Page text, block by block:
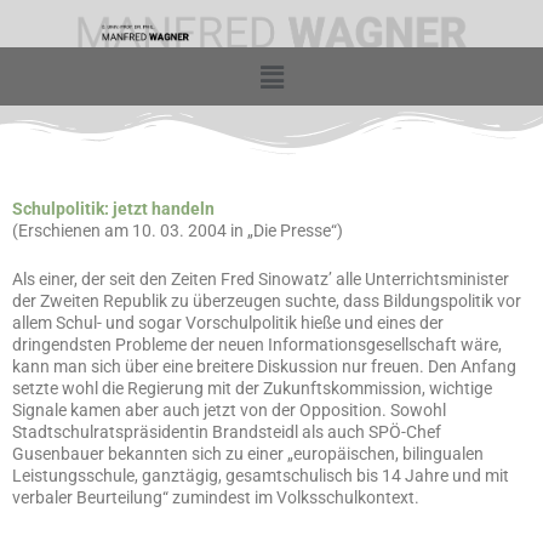
springen
Menü
Schulpolitik: jetzt handeln
(Erschienen am 10. 03. 2004 in „Die Presse“)
Als einer, der seit den Zeiten Fred Sinowatz’ alle Unterrichtsminister
der Zweiten Republik zu überzeugen suchte, dass Bildungspolitik vor
allem Schul- und sogar Vorschulpolitik hieße und eines der
dringendsten Probleme der neuen Informationsgesellschaft wäre,
kann man sich über eine breitere Diskussion nur freuen. Den Anfang
setzte wohl die Regierung mit der Zukunftskommission, wichtige
Signale kamen aber auch jetzt von der Opposition. Sowohl
Stadtschulratspräsidentin Brandsteidl als auch SPÖ-Chef
Gusenbauer bekannten sich zu einer „europäischen, bilingualen
Leistungsschule, ganztägig, gesamtschulisch bis 14 Jahre und mit
verbaler Beurteilung“ zumindest im Volksschulkontext.